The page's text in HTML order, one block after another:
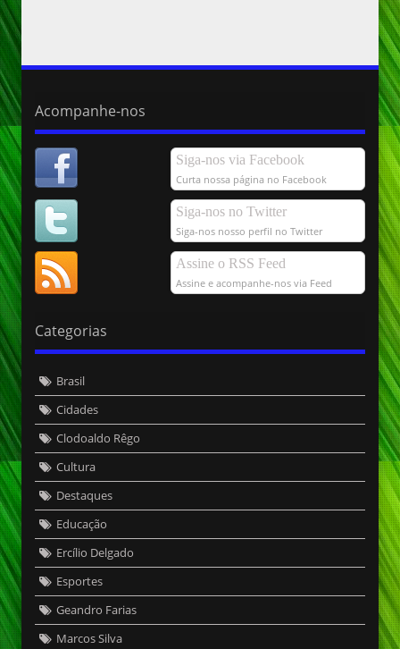
Acompanhe-nos
Siga-nos via Facebook
Curta nossa página no Facebook
Siga-nos no Twitter
Siga-nos nosso perfil no Twitter
Assine o RSS Feed
Assine e acompanhe-nos via Feed
Categorias
Brasil
Cidades
Clodoaldo Rêgo
Cultura
Destaques
Educação
Ercílio Delgado
Esportes
Geandro Farias
Marcos Silva